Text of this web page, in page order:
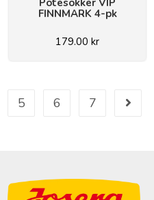
Potesokker VIP
FINNMARK 4-pk
179.00 kr
5 6 7